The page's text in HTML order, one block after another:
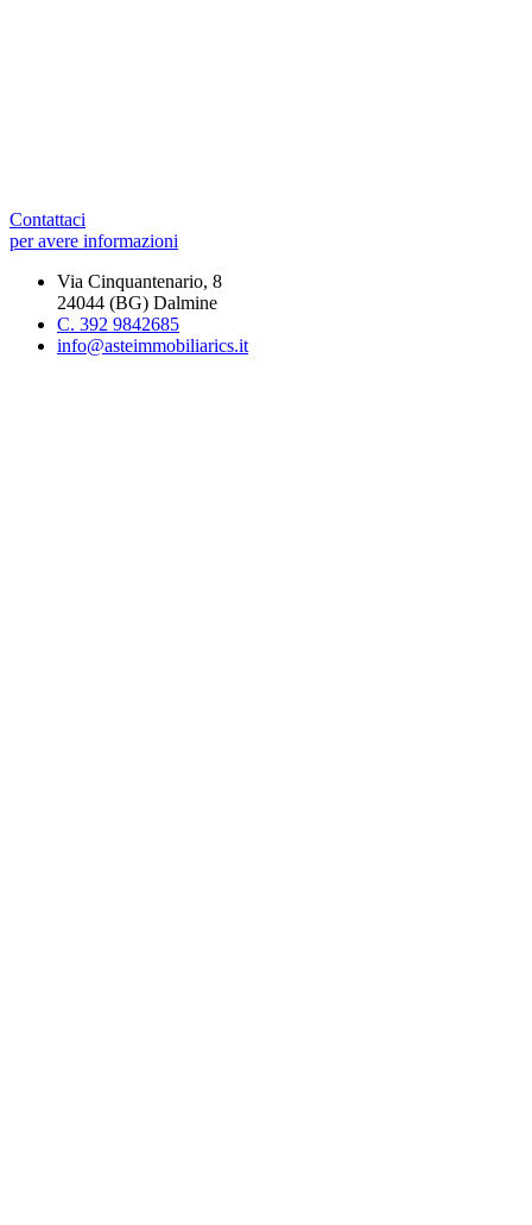
Contattaci
per avere informazioni
Via Cinquantenario, 8
24044 (BG) Dalmine
C. 392 9842685
info@asteimmobiliarics.it